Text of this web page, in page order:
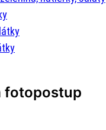
fotopostup